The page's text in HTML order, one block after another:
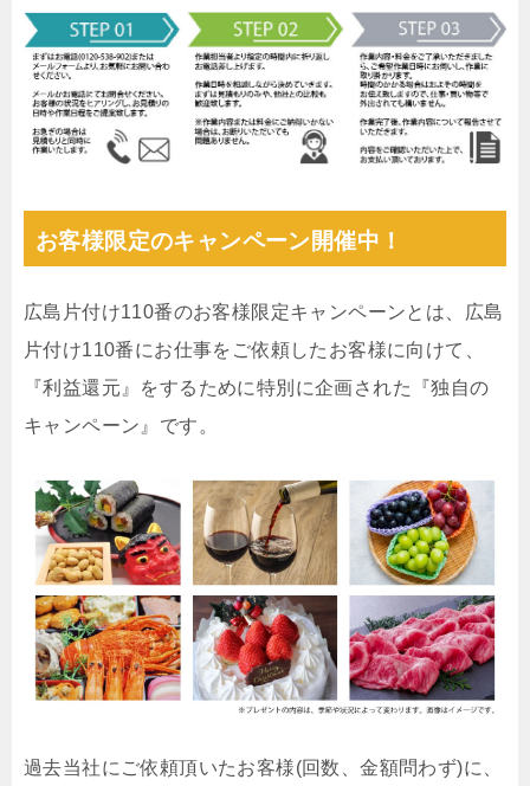
お客様限定のキャンペーン開催中！
広島片付け110番のお客様限定キャンペーンとは、広島
片付け110番にお仕事をご依頼したお客様に向けて、
『利益還元』をするために特別に企画された『独自の
キャンペーン』です。
過去当社にご依頼頂いたお客様(回数、金額問わず)に、